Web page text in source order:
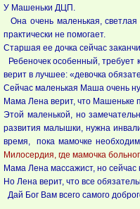
У Машеньки ДЦП.
Она очень маленькая,
практически не помогает.
Старшая ее дочка сейчас
Ребеночек особенный, требует
верит в лучшее: «девочка
Сейчас маленькая Маша очень
Мама Лена верит, что Машеньке
Этой маленькой, но
развития малышки, нужна
время, пока мамочке
Милосердия, где мамочка
Мама Лена массажист, но сейчас
Но Лена верит, что все
Дай Бог Вам всего самого